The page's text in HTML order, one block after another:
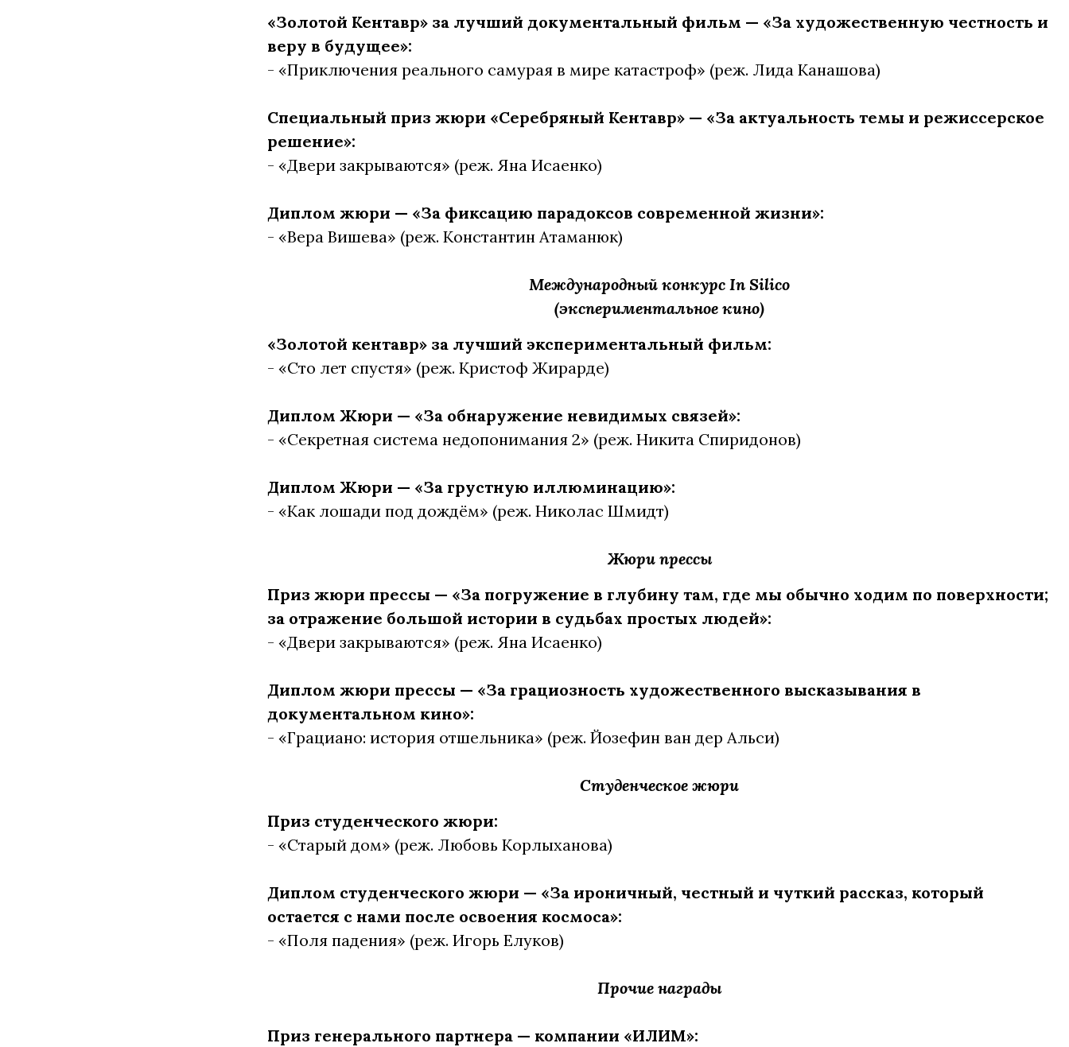
«Золотой Кентавр» за лучший документальный фильм — «За художественную честность и
веру в будущее»:
- «Приключения реального самурая в мире катастроф» (реж. Лида Канашова)
Специальный приз жюри «Серебряный Кентавр» — «За актуальность темы и режиссерское
решение»:
- «Двери закрываются» (реж. Яна Исаенко)
Диплом жюри — «За фиксацию парадоксов современной жизни»:
- «Вера Вишева» (реж. Константин Атаманюк)
Международный конкурс In Silico
(экспериментальное кино)
«Золотой кентавр» за лучший экспериментальный фильм:
- «Сто лет спустя» (реж. Кристоф Жирарде)
Диплом Жюри — «За обнаружение невидимых связей»:
- «Секретная система недопонимания 2» (реж. Никита Спиридонов)
Диплом Жюри — «За грустную иллюминацию»:
- «Как лошади под дождём» (реж. Николас Шмидт)
Жюри прессы
Приз жюри прессы — «За погружение в глубину там, где мы обычно ходим по поверхности;
за отражение большой истории в судьбах простых людей»:
- «Двери закрываются» (реж. Яна Исаенко)
Диплом жюри прессы — «За грациозность художественного высказывания в
документальном кино»:
- «Грациано: история отшельника» (реж. Йозефин ван дер Альси)
Студенческое жюри
Приз студенческого жюри:
- «Старый дом» (реж. Любовь Корлыханова)
Диплом студенческого жюри — «За ироничный, честный и чуткий рассказ, который
остается с нами после освоения космоса»:
- «Поля падения» (реж. Игорь Елуков)
Прочие награды
Приз генерального партнера — компании «ИЛИМ»: